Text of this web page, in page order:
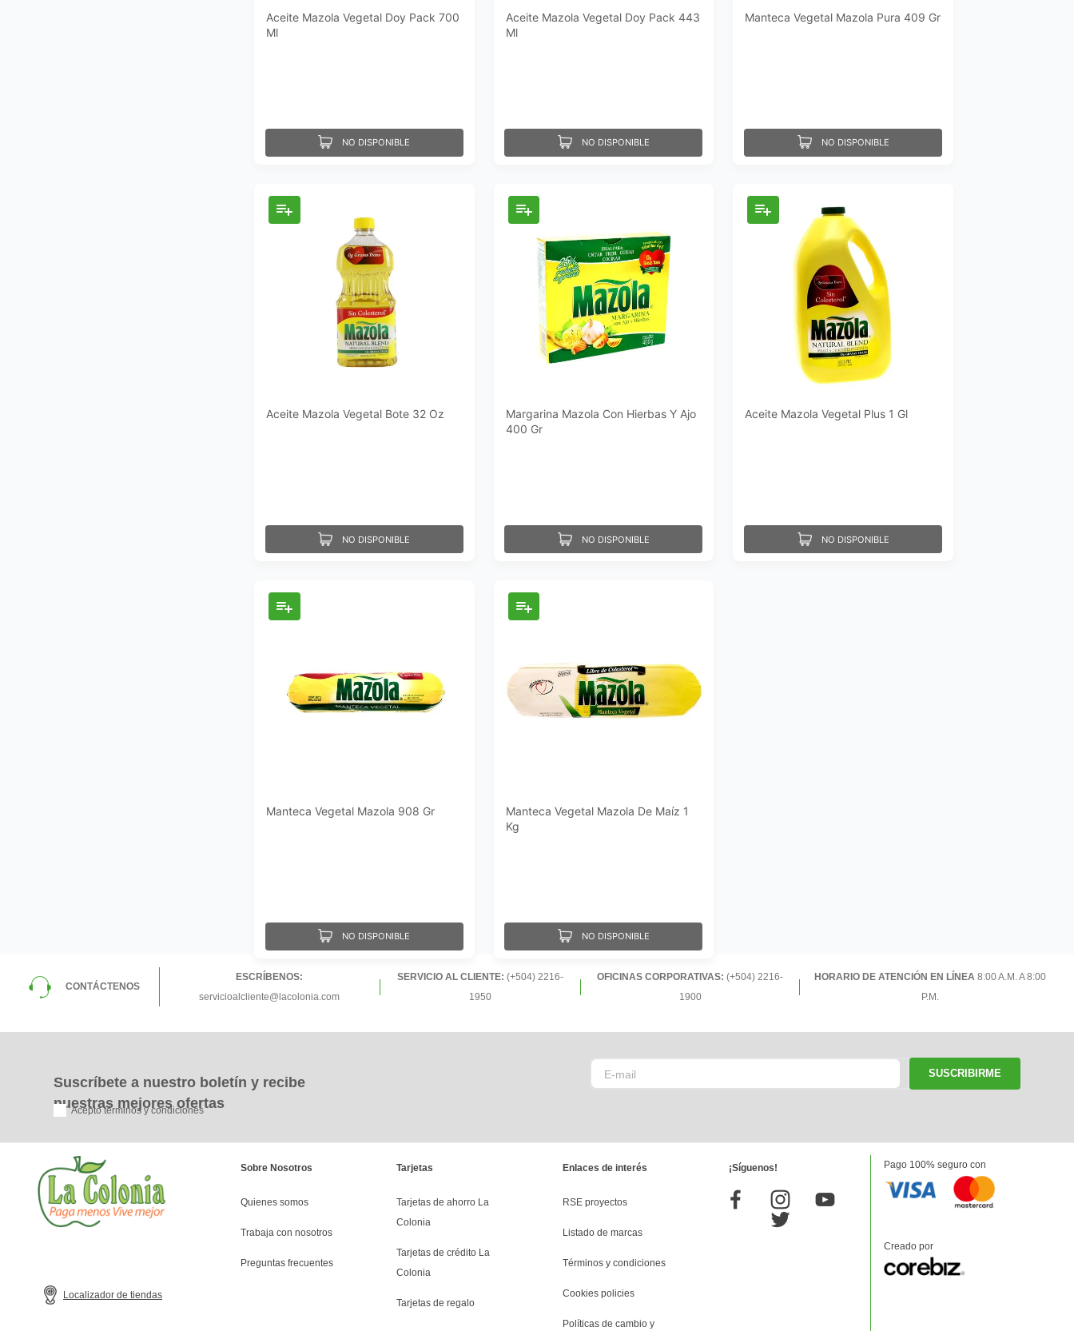
Aceite Mazola Vegetal Doy Pack 700
Ml
NO DISPONIBLE
Aceite Mazola Vegetal Doy Pack 443
Ml
NO DISPONIBLE
Manteca Vegetal Mazola Pura 409 Gr
NO DISPONIBLE
Aceite Mazola Vegetal Bote 32 Oz
NO DISPONIBLE
Margarina Mazola Con Hierbas Y Ajo
400 Gr
NO DISPONIBLE
Aceite Mazola Vegetal Plus 1 Gl
NO DISPONIBLE
Manteca Vegetal Mazola 908 Gr
NO DISPONIBLE
Manteca Vegetal Mazola De Maíz 1
Kg
NO DISPONIBLE
CONTÁCTENOS
ESCRÍBENOS:
servicioalcliente@lacolonia.com
SERVICIO AL CLIENTE: (+504) 2216-
1950
OFICINAS CORPORATIVAS: (+504) 2216-
1900
HORARIO DE ATENCIÓN EN LÍNEA 8:00 A.M. A 8:00
P.M.
Suscríbete a nuestro boletín y recibe
nuestras mejores ofertas
SUSCRIBIRME
Acepto términos y condiciones
Localizador de tiendas
Sobre Nosotros
Quienes somos
Trabaja con nosotros
Preguntas frecuentes
Tarjetas
Tarjetas de ahorro La
Colonia
Tarjetas de crédito La
Colonia
Tarjetas de regalo
Enlaces de interés
RSE proyectos
Listado de marcas
Términos y condiciones
Cookies policies
Políticas de cambio y
¡Síguenos! Pago 100% seguro con
Creado por